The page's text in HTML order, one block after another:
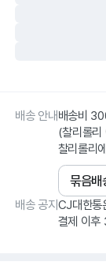
배송 안내배송비
(찰리롤
찰리롤리
묶음배
배송 공지CJ대한통
결제 이후